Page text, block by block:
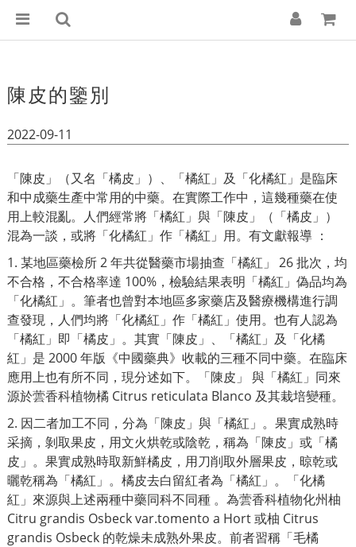
陳皮的鑒別
2022-09-11
「陳皮 」 （又名 「橘皮」 ） 、 「橘紅 」 及 「化橘紅 」 是臨床
和中成藥生產中常用的中藥。在實際工作中，這幾種藥在使
用上較混亂。人們經常將 「橘紅 」 與 「陳皮 」 （「橘皮 」 ）
混為一談，或將 「化橘紅 」 作 「橘紅 」 用。有文獻報導 ：
1. 某地區藥檢所 2 年共從醫藥市場抽查 「橘紅 」 26 批次，均
不合格，不合格率達 100%，檢驗結果表明 「橘紅 」 偽品均為
「化橘紅 」 。筆者也曾對本地區多家藥店及醫療機構進行調
查發現，人們均將 「化橘紅 」 作 「橘紅 」 使用。也有人認為
「橘紅 」 即「橘皮 」 。其實 「陳皮」、 「橘紅」及 「化橘
紅」是 2000 年版《中國藥典》收載的三種不同中藥。在臨床
應用上也有所不同，現分述如下。「陳皮」 與 「橘紅」同來
源於蕓香科植物橘 Citrus reticulata Blanco 及其栽培變種。
2. 因二者加工不同，分為「陳皮」與「橘紅」。果實成熟時
采摘，剝取果皮，用文火烘乾或陰乾 ，稱為「陳皮」或「橘
皮」。果實成熟時取新鮮橘皮，用刀削取外層果皮，晾乾或
曬乾稱為「橘紅」。橘皮去白留紅者為「橘紅」。「化橘
紅」來源與上述兩種中藥同科不同種 。為蕓香科植物化州柚
Citru grandis Osbeck var.tomento a Hort 或柚 Citrus
grandis Osbeck 的乾燥未成熟外果皮。前者習稱「毛橘